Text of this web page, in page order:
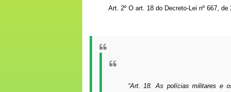
Art. 2º O art. 18 do Decreto-Lei nº 667, de
“Art. 18.
As polícias militares e